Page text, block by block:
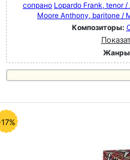
сопрано Lopardo Frank, tenor
Moore Anthony, baritone /
Композиторы: